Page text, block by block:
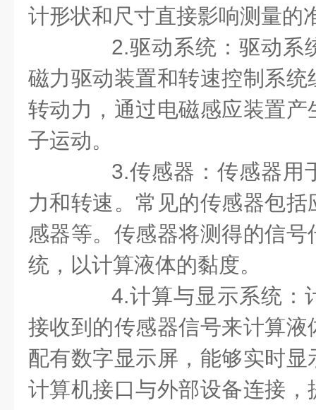
计形状和尺寸直接影响测量的
2.驱动系统：驱动系
磁力驱动装置和转速控制系
转动力，通过电磁感应装置
子运动。
3.传感器：传感器用
力和转速。常见的传感器包
感器等。传感器将测得的信
统，以计算液体的黏度。
4.计算与显示系统：
接收到的传感器信号来计算
配有数字显示屏，能够实时
计算机接口与外部设备连接